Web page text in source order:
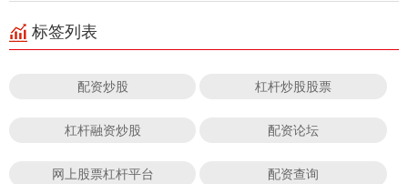
标签列表
配资炒股 杠杆炒股股票
杠杆融资炒股 配资论坛
网上股票杠杆平台 配资查询